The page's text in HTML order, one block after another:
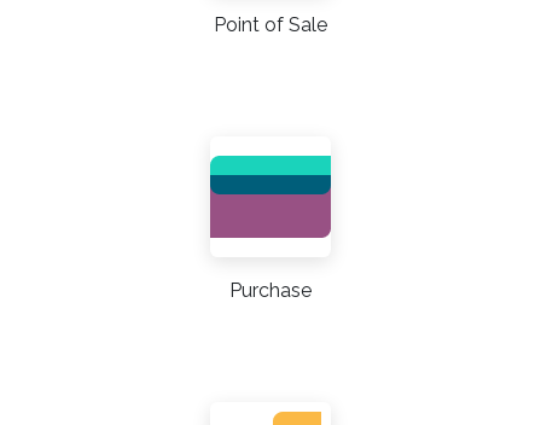
Point of Sale
Purchase